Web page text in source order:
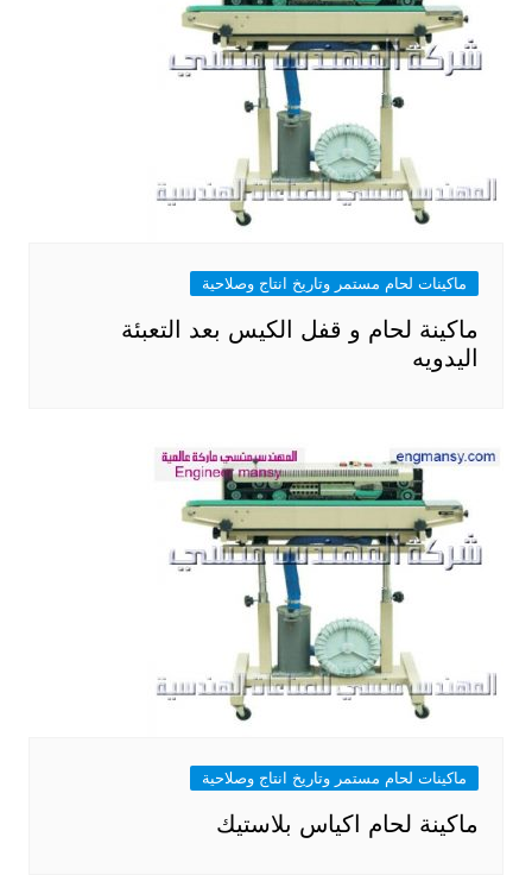
ماكينات لحام مستمر وتاريخ انتاج وصلاحية
ماكينة لحام و قفل الكيس بعد التعبئة
اليدويه
ماكينات لحام مستمر وتاريخ انتاج وصلاحية
ماكينة لحام اكياس بلاستيك